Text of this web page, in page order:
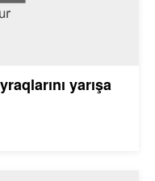
yarışa